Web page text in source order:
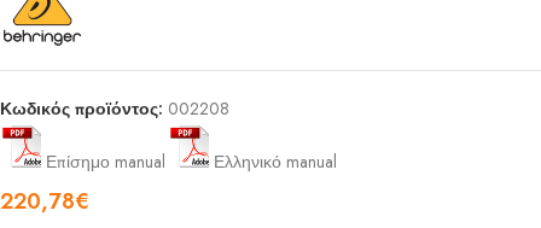
Κωδικός προϊόντος: 002208
Επίσημο manual Ελληνικό manual
220,78€